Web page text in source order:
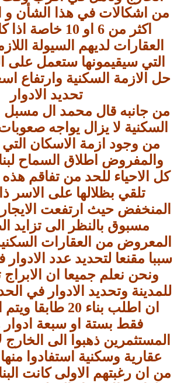
من اشكالات في هذا الشأن و
اكثر من 6 او 10
العقارات لديهم السيولة
التي سيقيمونها ستعمل
حل الازمة السكنية وارتفاع
تحديد الادوار
من جانبه قال محمد ال مسبل
السكنية لا يزال يواجه
من وجود ازمة الاسكان التي
والمفروض اطلاق السماح
كل الاحياء للحد من تفاقم
تلقي بظلالها على الاسر
المنخفض حيث ارتفعت
مسبوق بالنظر الى تزايد
المعروض من العقارات
سببا مقنعا لتحديد عدد الادوار
ونحن نعلم جميعا ان
للمدينة وتحديد الادوار في
ان اطلب بناء 20
فقط بستة او سبعة ادوار
المستثمرين ذهبوا الى الخارج
عقارية وسكنية استفادوا منها
من ان رغبتهم الاولى كانت